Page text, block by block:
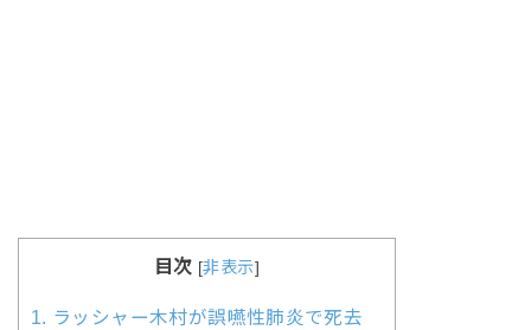
目次 [非表示]
1. ラッシャー木村が誤嚥性肺炎で死去